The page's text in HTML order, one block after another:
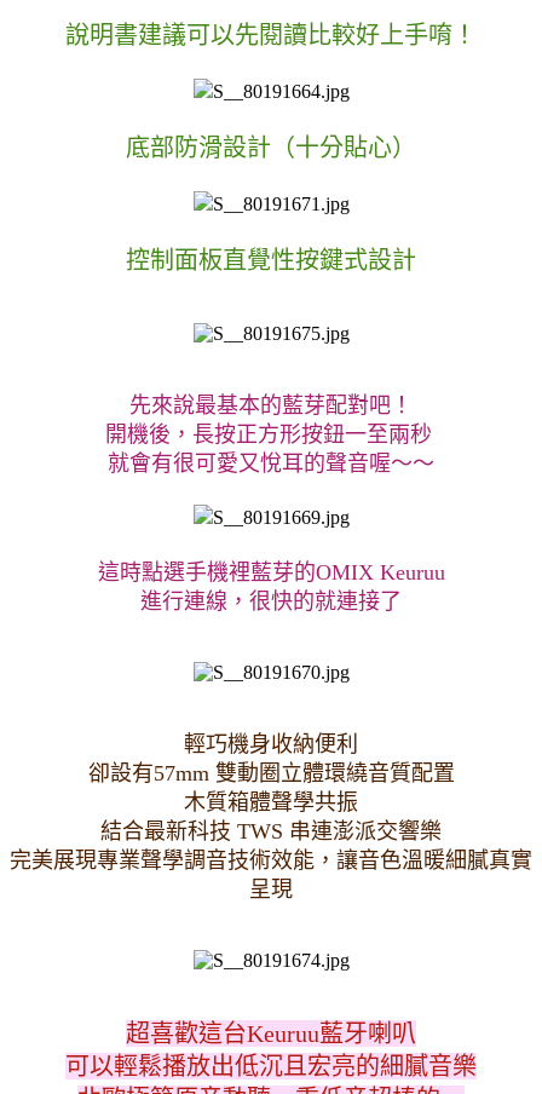
說明書建議可以先閱讀比較好上手唷！
底部防滑設計（十分貼心）
控制面板直覺性按鍵式設計
先來說最基本的藍芽配對吧！
開機後，長按正方形按鈕一至兩秒
就會有很可愛又悅耳的聲音喔～～
這時點選手機裡藍芽的OMIX Keuruu
進行連線，很快的就連接了
輕巧機身收納便利
卻設有57mm 雙動圈立體環繞音質配置
木質箱體聲學共振
結合最新科技 TWS 串連澎派交響樂
完美展現專業聲學調音技術效能，讓音色溫暖細膩真實
呈現
超喜歡這台Keuruu藍牙喇叭
可以輕鬆播放出低沉且宏亮的細膩音樂